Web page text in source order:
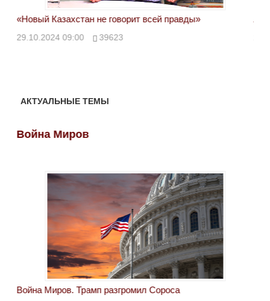
«Новый Казахстан не говорит всей правды»
29.10.2024 09:00 39623
АКТУАЛЬНЫЕ ТЕМЫ
Война Миров
Война Миров. Трамп разгромил Сороса